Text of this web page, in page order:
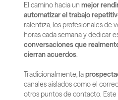
El camino hacia un mejor
automatizar el trabajo
ralentiza, los profesionales de
conversaciones que
cierran acuerdos.
Tradicionalmente, la
canales aislados como el
otros puntos de contacto.